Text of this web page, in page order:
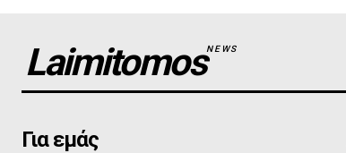
LaimitomosNEWS
Για εμάς